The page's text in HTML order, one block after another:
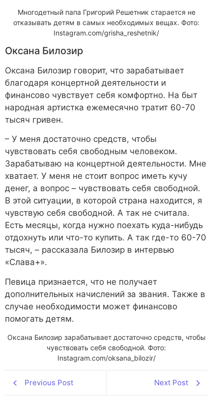
Многодетный папа Григорий Решетник старается не
отказывать детям в самых необходимых вещах. Фото:
Instagram.com/grisha_reshetnik/
Оксана Билозир
Оксана Билозир говорит, что зарабатывает
благодаря концертной деятельности и
финансово чувствует себя комфортно. На быт
народная артистка ежемесячно тратит 60-70
тысяч гривен.
– У меня достаточно средств, чтобы
чувствовать себя свободным человеком.
Зарабатываю на концертной деятельности. Мне
хватает. У меня не стоит вопрос иметь кучу
денег, а вопрос – чувствовать себя свободной.
В этой ситуации, в которой страна находится, я
чувствую себя свободной. А так не считала.
Есть месяцы, когда нужно поехать куда-нибудь
отдохнуть или что-то купить. А так где-то 60-70
тысяч, – рассказала Билозир в интервью
«Слава+».
Певица признается, что не получает
дополнительных начислений за звания. Также в
случае необходимости может финансово
помогать детям.
Оксана Билозир зарабатывает достаточно средств, чтобы
чувствовать себя свободной. Фото:
Instagram.com/oksana_bilozir/
Previous Post Next Post